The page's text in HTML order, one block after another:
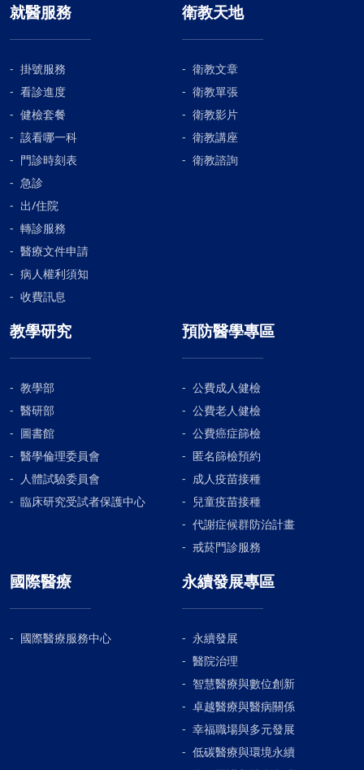
就醫服務
掛號服務
看診進度
健檢套餐
該看哪一科
門診時刻表
急診
出/住院
轉診服務
醫療文件申請
病人權利須知
收費訊息
衛教天地
衛教文章
衛教單張
衛教影片
衛教講座
衛教諮詢
教學研究
教學部
醫研部
圖書館
醫學倫理委員會
人體試驗委員會
臨床研究受試者保護中心
預防醫學專區
公費成人健檢
公費老人健檢
公費癌症篩檢
匿名篩檢預約
成人疫苗接種
兒童疫苗接種
代謝症候群防治計畫
戒菸門診服務
國際醫療
國際醫療服務中心
永續發展專區
永續發展
醫院治理
智慧醫療與數位創新
卓越醫療與醫病關係
幸福職場與多元發展
低碳醫療與環境永續